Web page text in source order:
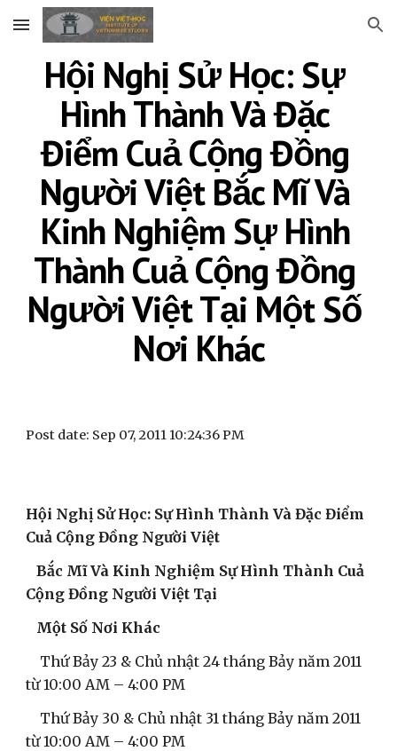
Skip to main content Skip to navigation
Hội Nghị Sử Học: Sự
Hình Thành Và Đặc
Điểm Cuả Cộng Đồng
Người Việt Bắc Mĩ Và
Kinh Nghiệm Sự Hình
Thành Cuả Cộng Đồng
Người Việt Tại Một Số
Nơi Khác
Post date: Sep 07, 2011 10:24:36 PM
Hội Nghị Sử Học: Sự Hình Thành Và Đặc Điểm
Cuả Cộng Đồng Người Việt
   Bắc Mĩ Và Kinh Nghiệm Sự Hình Thành Cuả
Cộng Đồng Người Việt Tại
   Một Số Nơi Khác
từ 10:00 AM – 4:00 PM
từ 10:00 AM – 4:00 PM